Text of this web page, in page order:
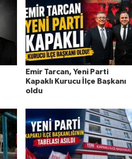
Emir Tarcan, Yeni Parti
Kapaklı Kurucu İlçe Başkanı
oldu